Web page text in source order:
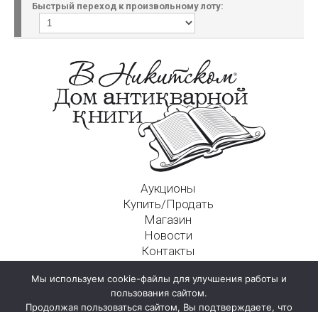
Быстрый переход к произвольному лоту:
Аукционы
Купить/Продать
Магазин
Новости
Контакты
125009, г. Москва, Никитский пер., д. 4а, стр. 1
Мы используем cookie-файлы для улучшения работы и
пользования сайтом.
Продолжая пользоваться сайтом, Вы подтверждаете, что